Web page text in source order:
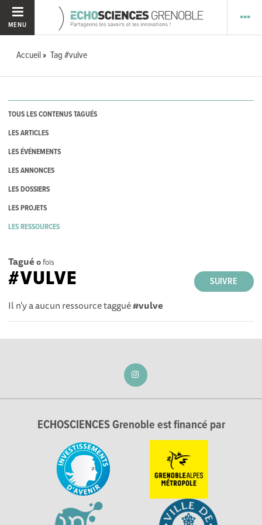
MENU
Accueil Tag #vulve
TOUS LES CONTENUS TAGUÉS
LES ARTICLES
LES ÉVÉNEMENTS
LES ANNONCES
LES DOSSIERS
LES PROJETS
LES RESSOURCES
Tagué 0fois
SUIVRE
#VULVE
Il n'y a aucun ressource taggué#vulve
ECHOSCIENCES Grenoble est financé par